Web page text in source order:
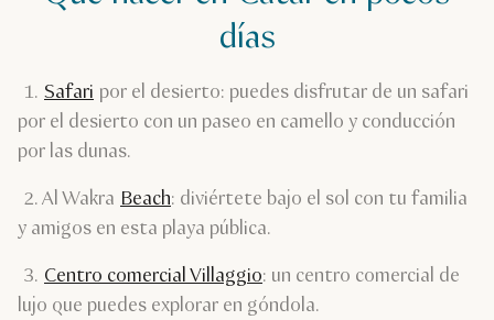
días
1. Safari por el desierto: puedes disfrutar de un safari
por el desierto con un paseo en camello y conducción
por las dunas.
2. Al Wakra Beach: diviértete bajo el sol con tu familia
y amigos en esta playa pública.
3. Centro comercial Villaggio: un centro comercial de
lujo que puedes explorar en góndola.